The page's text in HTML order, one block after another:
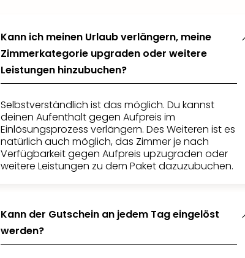
Kann ich meinen Urlaub verlängern, meine
Zimmerkategorie upgraden oder weitere
Leistungen hinzubuchen?
Selbstverständlich ist das möglich. Du kannst
deinen Aufenthalt gegen Aufpreis im
Einlösungsprozess verlängern. Des Weiteren ist es
natürlich auch möglich, das Zimmer je nach
Verfügbarkeit gegen Aufpreis upzugraden oder
weitere Leistungen zu dem Paket dazuzubuchen.
Kann der Gutschein an jedem Tag eingelöst
werden?